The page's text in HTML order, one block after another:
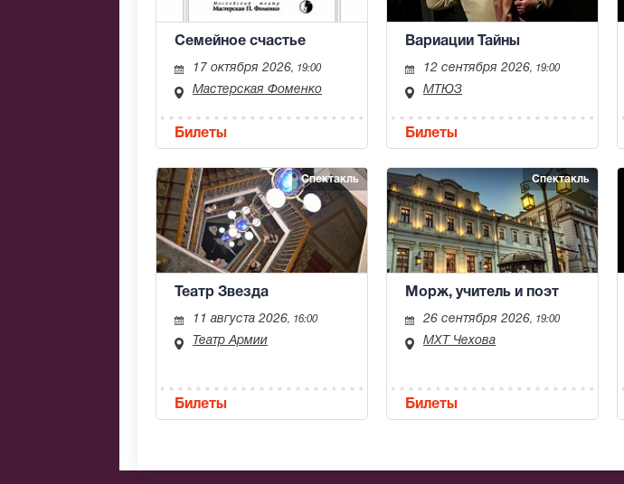
Семейное счастье
17 октября 2026, 19:00
Мастерская Фоменко
Билеты
Вариации Тайны
12 сентября 2026, 19:00
МТЮЗ
Билеты
Спектакль
Театр Звезда
11 августа 2026, 16:00
Театр Армии
Билеты
Спектакль
Морж, учитель и поэт
26 сентября 2026, 19:00
МХТ Чехова
Билеты